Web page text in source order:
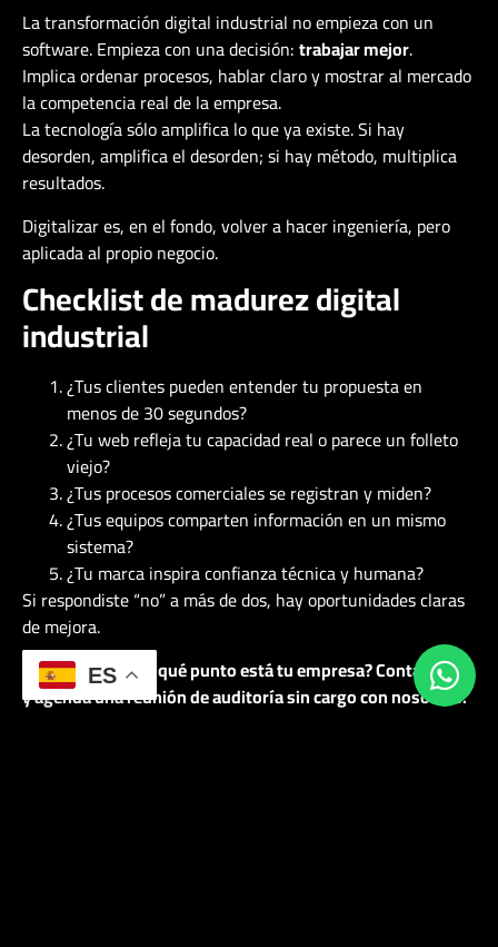
La transformación digital industrial no empieza con un
software. Empieza con una decisión:trabajar mejor.
Implica ordenar procesos, hablar claro y mostrar al mercado
la competencia real de la empresa.
La tecnología sólo amplifica lo que ya existe. Si hay
desorden, amplifica el desorden; si hay método, multiplica
resultados.
Digitalizar es, en el fondo, volver a hacer ingeniería, pero
aplicada al propio negocio.
Checklist de madurez digital
industrial
¿Tus clientes pueden entender tu propuesta en
menos de 30 segundos?
¿Tu web refleja tu capacidad real o parece un folleto
viejo?
¿Tus procesos comerciales se registran y miden?
¿Tus equipos comparten información en un mismo
sistema?
¿Tu marca inspira confianza técnica y humana?
Si respondiste “no” a más de dos, hay oportunidades claras
de mejora.
¿Querés saber en qué punto está tu empresa? Contactanos
y agendá una reunión de auditoría sin cargo con nosotros.
ES